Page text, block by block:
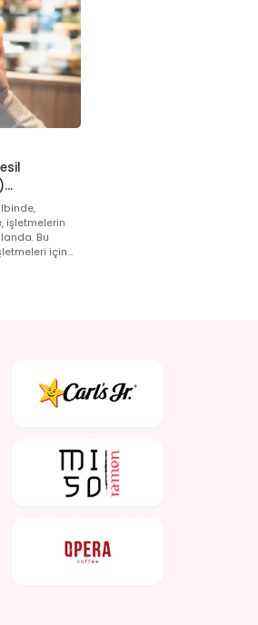
işletmelerin
Bu
için